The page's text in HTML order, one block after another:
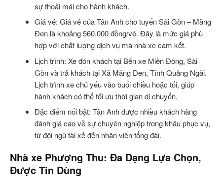
sự thoải mái cho hành khách.
Giá vé: Giá vé của Tân Anh cho tuyến Sài Gòn – Măng
Đen là khoảng 560.000 đồng/vé. Đây là mức giá phù
hợp với chất lượng dịch vụ mà nhà xe cam kết.
Lịch trình: Xe đón khách tại Bến xe Miền Đông, Sài
Gòn và trả khách tại Xã Măng Đen, Tỉnh Quảng Ngãi.
Lịch trình xe chủ yếu vào buổi chiều hoặc tối, giúp
hành khách có thể tối ưu thời gian di chuyển.
Đặc điểm nổi bật: Tân Anh được nhiều khách hàng
đánh giá cao về sự chuyên nghiệp trong khâu phục vụ,
từ đội ngũ tài xế đến nhân viên tổng đài.
Nhà xe Phượng Thu: Đa Dạng Lựa Chọn,
Được Tin Dùng